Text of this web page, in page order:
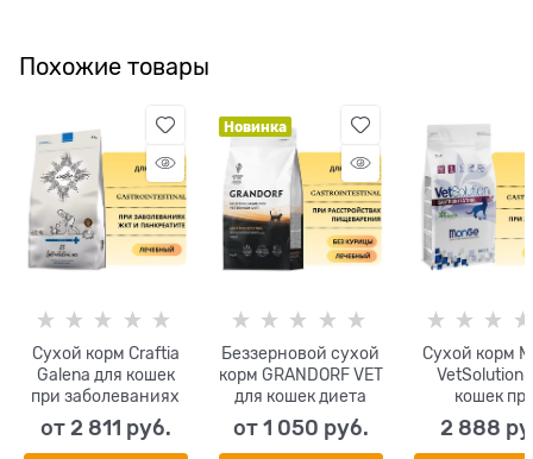
Похожие товары
Сухой корм Craftia
Galena для кошек
при заболеваниях
ЖКТ и панкреатите
Craftia Galena
от 2 811 руб.
Новинка
Беззерновой сухой
корм GRANDORF VET
для кошек диета
при расстройствах
пищеварения
от 1 050 руб.
Сухой корм
VetSolution
кошек
Cat2 888